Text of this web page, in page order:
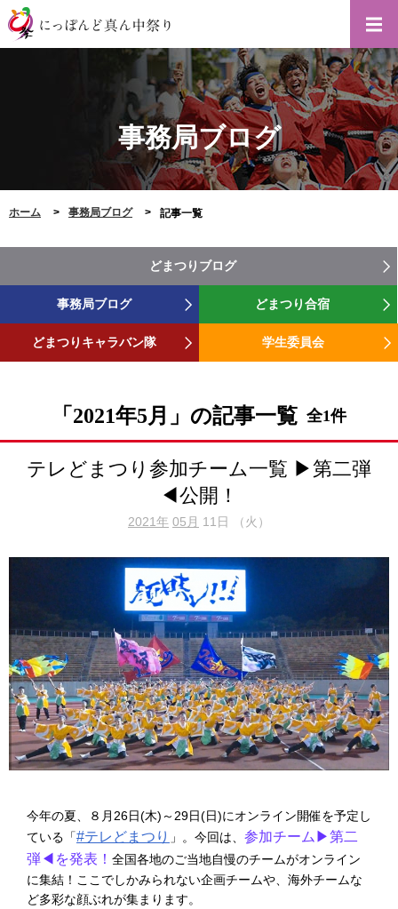
事務局ブログ
ホーム 事務局ブログ 記事一覧
どまつりブログ
事務局ブログ どまつり合宿
どまつりキャラバン隊 学生委員会
「2021年5月」の記事一覧 全1件
テレどまつり参加チーム一覧 ▶第二弾
◀公開！
2021年 05月 11日 （火）
今年の夏、８月26日(木)～29日(日)にオンライン開催を予定し
ている「#テレどまつり 」。今回は、 参加チーム▶第二
弾◀を発表！ 全国各地のご当地自慢のチームがオンライン
に集結！ここでしかみられない企画チームや、海外チームな
ど多彩な顔ぶれが集まります。